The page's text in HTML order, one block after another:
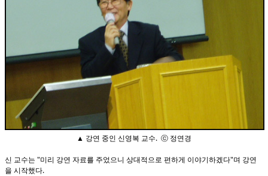
▲ 강연 중인 신영복 교수. ⓒ 정연경
신 교수는 "미리 강연 자료를 주었으니 상대적으로 편하게 이야기하겠다"며 강연
을 시작했다.